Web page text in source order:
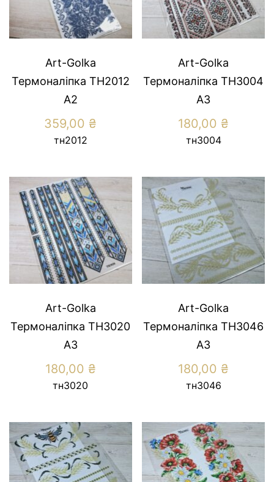
Art-Golka
Термоналіпка ТН2012
А2
359,00 ₴
тн2012
Art-Golka
Термоналіпка ТН3004
А3
180,00 ₴
тн3004
Art-Golka
Термоналіпка ТН3020
А3
180,00 ₴
тн3020
Art-Golka
Термоналіпка ТН3046
А3
180,00 ₴
тн3046